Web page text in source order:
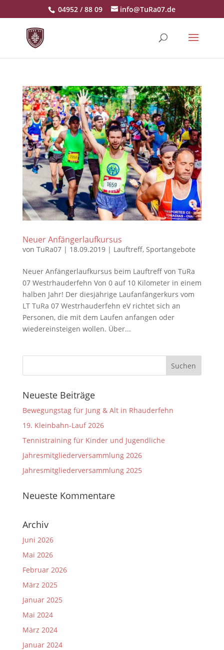
04952 / 88 09 info@TuRa07.de
Neuer Anfängerlaufkursus
von TuRa07| 18.09.2019| Lauftreff, Sportangebote
Neuer Anfängerlaufkursus beim Lauftreff von TuRa
07 Westrhauderfehn Von 0 auf 10 Kilometer in einem
halben Jahr! Der diesjährige Laufanfängerkurs vom
LT TuRa 07 Westrhauderfehn eV richtet sich an
Personen, die mit dem Laufen anfangen oder
wiedereinsteigen wollen. Über...
Neueste Beiträge
Bewegungstag für Jung & Alt in Rhauderfehn
19. Kleinbahn-Lauf 2026
Tennistraining für Kinder und Jugendliche
Jahresmitgliederversammlung 2026
Jahresmitgliederversammlung 2025
Neueste Kommentare
Archiv
Juni 2026
Mai 2026
Februar 2026
März 2025
Januar 2025
Mai 2024
März 2024
Januar 2024